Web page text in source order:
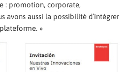
: promotion, corporate,
avons aussi la possibilité d’intégrer
»